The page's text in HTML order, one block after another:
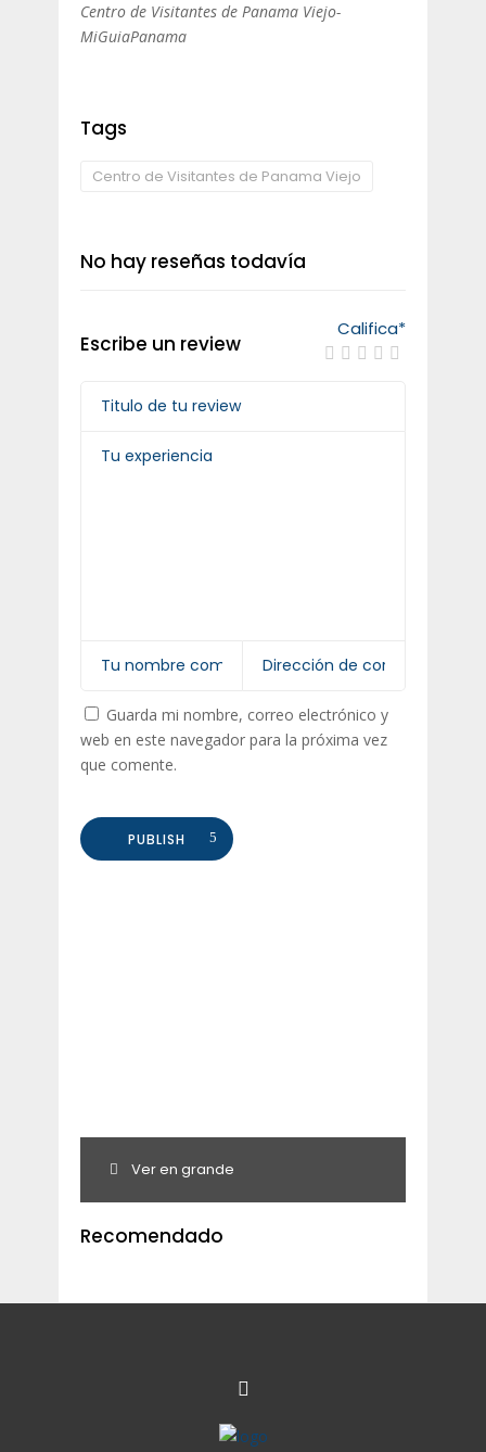
Centro de Visitantes de Panama Viejo-
MiGuiaPanama
Tags
Centro de Visitantes de Panama Viejo
No hay reseñas todavía
Escribe un review
Califica*
Guarda mi nombre, correo electrónico y
web en este navegador para la próxima vez
que comente.
PUBLISH
Ver en grande
Recomendado